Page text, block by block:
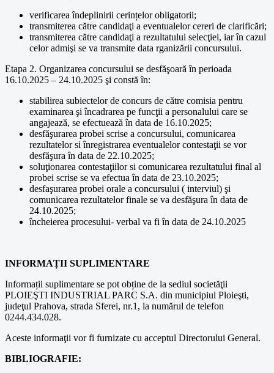
verificarea îndeplinirii cerințelor obligatorii;
transmiterea către candidaţi a eventualelor cereri de clarificări;
transmiterea către candidaţi a rezultatului selecţiei, iar în cazul
celor admişi se va transmite data rganizării concursului.
Etapa 2. Organizarea concursului se desfăşoară în perioada
16.10.2025 – 24.10.2025 şi constă în:
stabilirea subiectelor de concurs de către comisia pentru
examinarea şi încadrarea pe funcţii a personalului care se
angajează, se efectuează în data de 16.10.2025;
desfăşurarea probei scrise a concursului, comunicarea
rezultatelor si înregistrarea eventualelor contestaţii se vor
desfăşura în data de 22.10.2025;
soluţionarea contestaţiilor si comunicarea rezultatului final al
probei scrise se va efectua în data de 23.10.2025;
desfaşurarea probei orale a concursului ( interviul) şi
comunicarea rezultatelor finale se va desfăşura în data de
24.10.2025;
încheierea procesului- verbal va fi în data de 24.10.2025
INFORMAȚII SUPLIMENTARE
Informații suplimentare se pot obține de la sediul societăţii
PLOIEŞTI INDUSTRIAL PARC S.A. din municipiul Ploieşti,
judeţul Prahova, strada Sferei, nr.1, la numărul de telefon
0244.434.028.
Aceste informaţii vor fi furnizate cu acceptul Directorului General.
BIBLIOGRAFIE: